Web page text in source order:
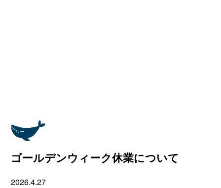
ゴールデンウィーク休業について
2026.4.27